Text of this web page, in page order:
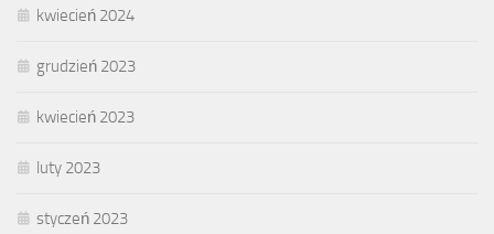
kwiecień 2024
grudzień 2023
kwiecień 2023
luty 2023
styczeń 2023